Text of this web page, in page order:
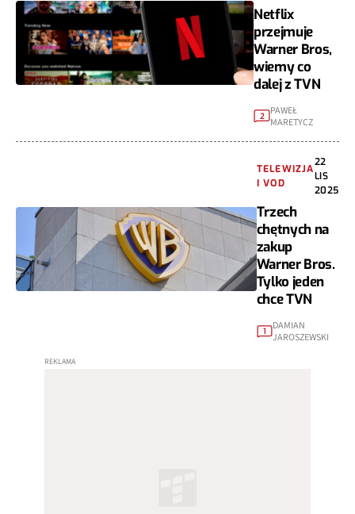
Netflix
przejmuje
Warner Bros,
wiemy co
dalej z TVN
2
PAWEŁ
MARETYCZ
TELEWIZJA
I VOD
22
LIS
2025
Trzech
chętnych na
zakup
Warner Bros.
Tylko jeden
chce TVN
1
DAMIAN
JAROSZEWSKI